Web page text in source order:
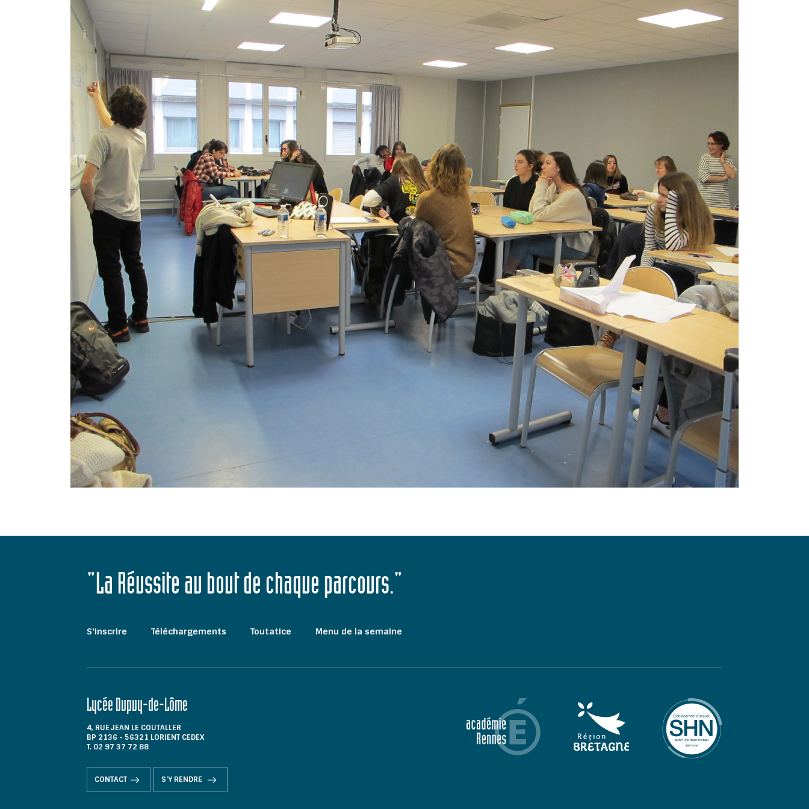
"La Réussite au bout de chaque parcours."
S'inscrire Téléchargements Toutatice Menu de la semaine
Lycée Dupuy-de-Lôme
4, RUE JEAN LE COUTALLER
BP 2136 - 56321 LORIENT CEDEX
T. 02 97 37 72 88
CONTACT S'Y RENDRE